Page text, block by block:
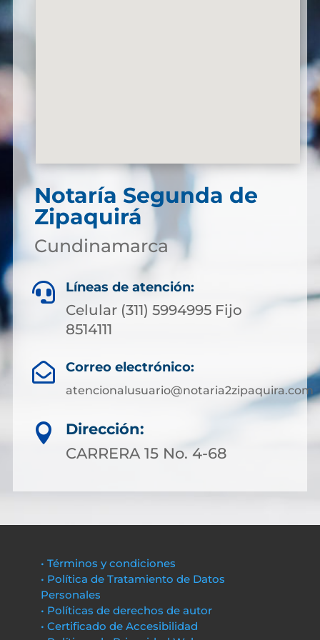
Notaría Segunda de
Zipaquirá
Cundinamarca
 Líneas de atención:
Celular (311) 5994995 Fijo
8514111
 Correo electrónico:
atencionalusuario@notaria2zipaquira.com

Dirección:
CARRERA 15 No. 4-68
• Términos y condiciones
• Política de Tratamiento de Datos
Personales
• Políticas de derechos de autor
• Certificado de Accesibilidad